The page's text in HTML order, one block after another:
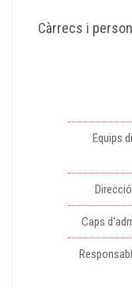
Càrrecs i
Equips
Caps